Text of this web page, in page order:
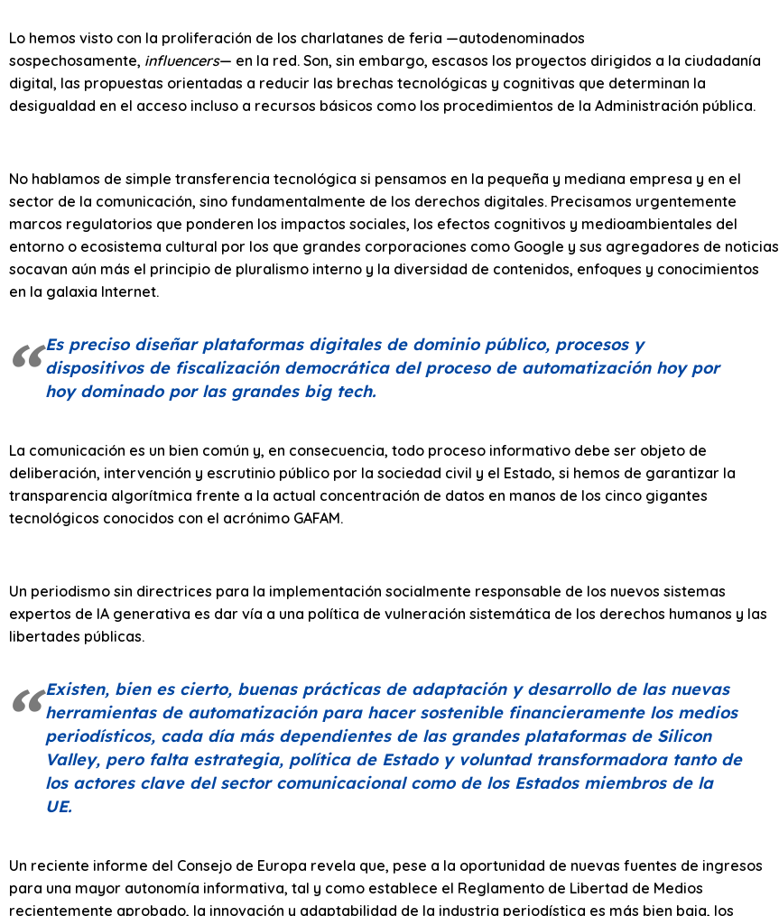
Lo hemos visto con la proliferación de los charlatanes de feria —autodenominados
sospechosamente, influencers— en la red. Son, sin embargo, escasos los proyectos dirigidos a la ciudadanía
digital, las propuestas orientadas a reducir las brechas tecnológicas y cognitivas que determinan la
desigualdad en el acceso incluso a recursos básicos como los procedimientos de la Administración pública.
No hablamos de simple transferencia tecnológica si pensamos en la pequeña y mediana empresa y en el
sector de la comunicación, sino fundamentalmente de los derechos digitales. Precisamos urgentemente
marcos regulatorios que ponderen los impactos sociales, los efectos cognitivos y medioambientales del
entorno o ecosistema cultural por los que grandes corporaciones como Google y sus agregadores de noticias
socavan aún más el principio de pluralismo interno y la diversidad de contenidos, enfoques y conocimientos
en la galaxia Internet.
Es preciso diseñar plataformas digitales de dominio público, procesos y
dispositivos de fiscalización democrática del proceso de automatización hoy por
hoy dominado por las grandes big tech.
La comunicación es un bien común y, en consecuencia, todo proceso informativo debe ser objeto de
deliberación, intervención y escrutinio público por la sociedad civil y el Estado, si hemos de garantizar la
transparencia algorítmica frente a la actual concentración de datos en manos de los cinco gigantes
tecnológicos conocidos con el acrónimo GAFAM.
Un periodismo sin directrices para la implementación socialmente responsable de los nuevos sistemas
expertos de IA generativa es dar vía a una política de vulneración sistemática de los derechos humanos y las
libertades públicas.
Existen, bien es cierto, buenas prácticas de adaptación y desarrollo de las nuevas
herramientas de automatización para hacer sostenible financieramente los medios
periodísticos, cada día más dependientes de las grandes plataformas de Silicon
Valley, pero falta estrategia, política de Estado y voluntad transformadora tanto de
los actores clave del sector comunicacional como de los Estados miembros de la
UE.
Un reciente informe del Consejo de Europa revela que, pese a la oportunidad de nuevas fuentes de ingresos
para una mayor autonomía informativa, tal y como establece el Reglamento de Libertad de Medios
recientemente aprobado, la innovación y adaptabilidad de la industria periodística es más bien baja, los